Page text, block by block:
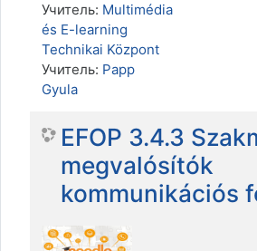
Учитель: Multimédia
és E-learning
Technikai Központ
Учитель: Papp
Gyula
EFOP 3.4.3
megvalósítók
kommunikációs